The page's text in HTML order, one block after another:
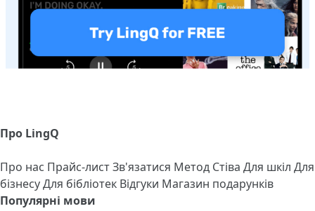
Про LingQ
Про нас Прайс-листЗв'язатися Метод Стіва Для шкіл Для
бізнесуДля бібліотек Відгуки Магазин подарунків
Популярні мови